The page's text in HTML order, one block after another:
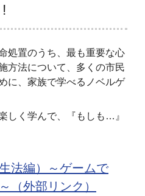
処置のうち、最も重要な心
方法について、多くの市民
に、家族で学べるノベルゲ
しく学んで、『もしも…』
法編）～ゲームで
（外部リンク）